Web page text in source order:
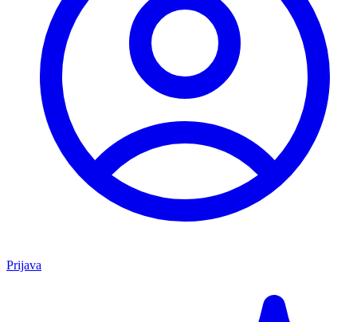
Prijava